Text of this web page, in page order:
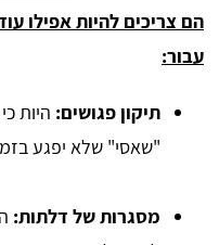
הם צריכים להיות אפילו
עבור:
תיקון פגושים: היות
"שאסי" שלא יפגע
מסגרות של דלתות: